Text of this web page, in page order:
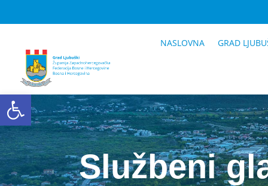
NASLOVNA GRAD
Službeni
Open toolbar